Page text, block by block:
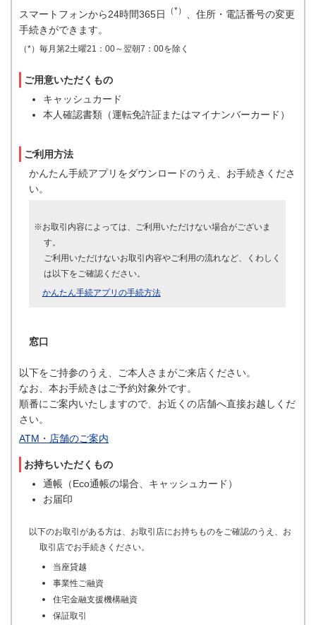
スマートフォンから24時間365日 （*）
、住所・電話番号の変更
手続きができます。
（*）毎月第2土曜21：00～翌朝7：00を除く
ご用意いただくもの
キャッシュカード
本人確認書類（運転免許証またはマイナンバーカード）
ご利用方法
かんたん手続アプリをダウンロードのうえ、お手続きくださ
い。
※お取引内容によっては、ご利用いただけない場合がございま
す。
ご利用いただけないお取引内容やご利用の流れなど、くわしく
は以下をご確認ください。
かんたん手続アプリの手続方法
窓口
以下をご持参のうえ、ご本人さまがご来店ください。
なお、本お手続きはご予約対象外です。
順番にご案内いたしますので、お近くの店舗へ直接お越しくだ
さい。
ATM・店舗のご案内
お持ちいただくもの
通帳（Eco通帳の場合、キャッシュカード）
お届印
以下のお取引がある方は、お取引店にお持ちものをご確認のうえ、お
取引店でお手続きください。
当座貸越
事業性ご融資
住宅金融支援機構融資
保証取引